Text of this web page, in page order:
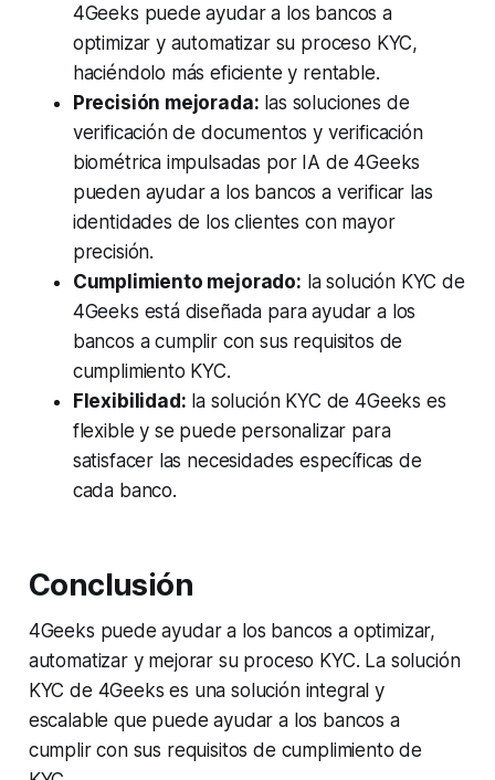
4Geeks puede ayudar a los bancos a
optimizar y automatizar su proceso KYC,
haciéndolo más eficiente y rentable.
Precisión mejorada: las soluciones de
verificación de documentos y verificación
biométrica impulsadas por IA de 4Geeks
pueden ayudar a los bancos a verificar las
identidades de los clientes con mayor
precisión.
Cumplimiento mejorado: la solución KYC de
4Geeks está diseñada para ayudar a los
bancos a cumplir con sus requisitos de
cumplimiento KYC.
Flexibilidad: la solución KYC de 4Geeks es
flexible y se puede personalizar para
satisfacer las necesidades específicas de
cada banco.
Conclusión
4Geeks puede ayudar a los bancos a optimizar,
automatizar y mejorar su proceso KYC. La solución
KYC de 4Geeks es una solución integral y
escalable que puede ayudar a los bancos a
cumplir con sus requisitos de cumplimiento de